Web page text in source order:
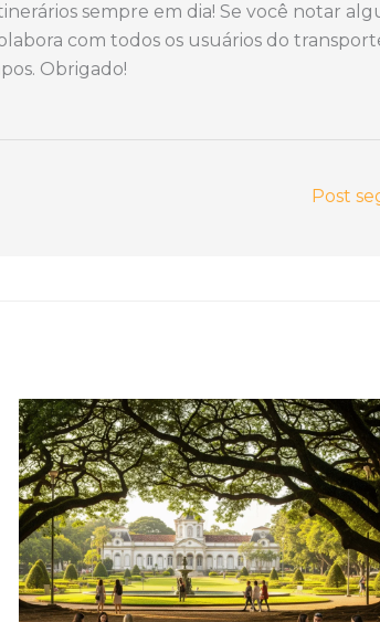
Bizarro e
Charmoso do
Parque
Vicentina
Educação (Do
Ensino
sempre em dia! Se você notar
com todos os usuários do
Obrigado!
Post